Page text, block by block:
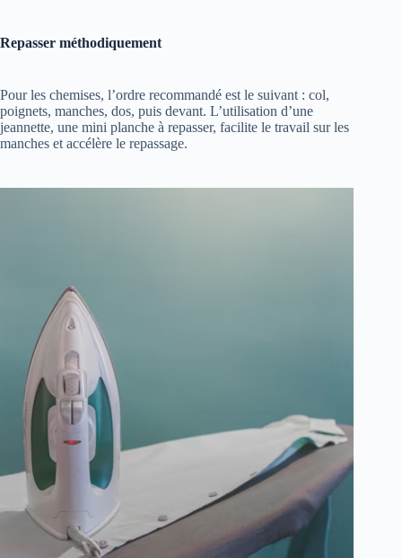
Repasser méthodiquement
Pour les chemises, l’ordre recommandé est le suivant : col,
poignets, manches, dos, puis devant. L’utilisation d’une
jeannette, une mini planche à repasser, facilite le travail sur les
manches et accélère le repassage.